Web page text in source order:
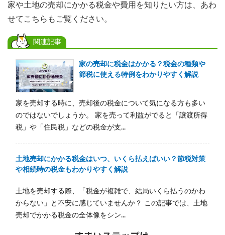
家や土地の売却にかかる税金や費用を知りたい方は、あわ
せてこちらもご覧ください。
関連記事
家の売却に税金はかかる？税金の種類や
節税に使える特例をわかりやすく解説
家を売却する時に、売却後の税金について気になる方も多い
のではないでしょうか。 家を売って利益がでると「譲渡所得
税」や「住民税」などの税金が支...
土地売却にかかる税金はいつ、いくら払えばいい？節税対策
や相続時の税金もわかりやすく解説
土地を売却する際、「税金が複雑で、結局いくら払うのかわ
からない」と不安に感じていませんか？ この記事では、土地
売却でかかる税金の全体像をシン...